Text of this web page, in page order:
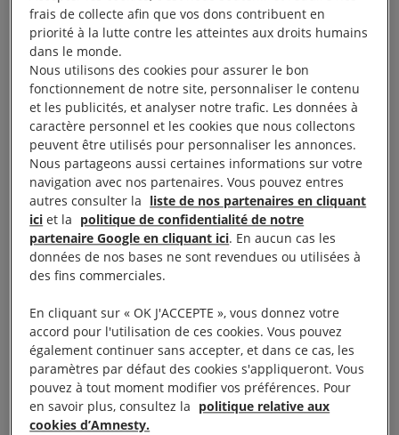
aux menaces qui pèsent sur lui. La présence de nos
militants était aussi une invitation pour les
manifestant.e.s à venir s’informer sur leurs droits et
les actions à mener pour protéger le droit de
manifester.
Agir : Manifestez-vous !
frais de collecte afin que vos dons contribuent en
priorité à la lutte contre les atteintes aux droits humains
dans le monde.
Nous utilisons des cookies pour assurer le bon
fonctionnement de notre site, personnaliser le contenu
et les publicités, et analyser notre trafic. Les données à
caractère personnel et les cookies que nous collectons
peuvent être utilisés pour personnaliser les annonces.
Nous partageons aussi certaines informations sur votre
navigation avec nos partenaires. Vous pouvez entres
autres consulter la liste de nos partenaires en cliquant
ici et la politique de confidentialité de notre
partenaire Google en cliquant ici. En aucun cas les
données de nos bases ne sont revendues ou utilisées à
des fins commerciales.
En cliquant sur « OK J'ACCEPTE », vous donnez votre
accord pour l'utilisation de ces cookies. Vous pouvez
également continuer sans accepter, et dans ce cas, les
paramètres par défaut des cookies s'appliqueront. Vous
pouvez à tout moment modifier vos préférences. Pour
en savoir plus, consultez la politique relative aux
cookies d’Amnesty.